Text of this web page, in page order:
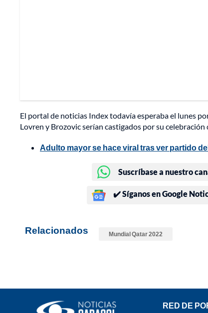
El portal de noticias Index todavía esperaba el lunes
Lovren y Brozovic serían castigados por su celebración
Adulto mayor se hace viral tras ver partido
Suscríbase a nuestro
✔️ Síganos en Google
Relacionados Mundial Qatar 2022
RED DE